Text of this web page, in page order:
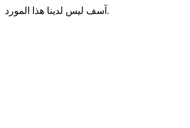
آسف ليس لدينا هذا المورد.